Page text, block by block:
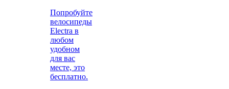
Попробуйте
велосипеды
Electra в
любом
удобном
для вас
месте, это
бесплатно.